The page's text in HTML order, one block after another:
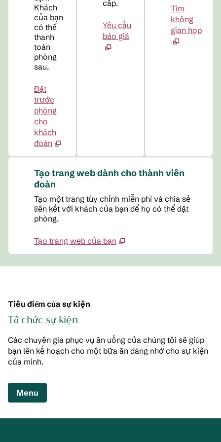
Khách
của bạn
có thể
thanh
toán
phòng
sau.
Đặt
trước
phòng
cho
khách
đoàn
cấp.
Yêu cầu
báo giá
Tìm
không
gian họp
Tạo trang web dành cho thành viên
đoàn
Tạo một trang tùy chỉnh miễn phí và chia sẻ
liên kết với khách của bạn để họ có thể đặt
phòng.
Tạo trang web của bạn
Tiêu điểm của sự kiện
Tổ chức sự kiện
Các chuyên gia phục vụ ăn uống của chúng tôi sẽ giúp
bạn lên kế hoạch cho một bữa ăn đáng nhớ cho sự kiện
của mình.
Menu